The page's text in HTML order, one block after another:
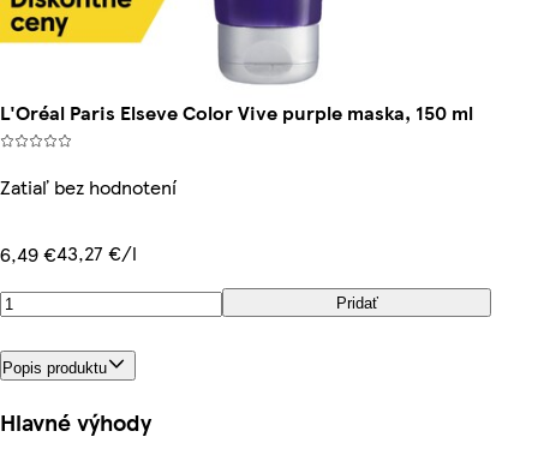
L'Oréal Paris Elseve Color Vive purple maska, 150 ml
Zatiaľ bez hodnotení
6,49 €43,27 €/l
Pridať
Popis produktu
Hlavné výhody